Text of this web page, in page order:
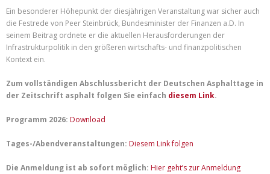
Ein besonderer Höhepunkt der diesjährigen Veranstaltung war sicher auch
die Festrede von Peer Steinbrück, Bundesminister der Finanzen a.D. In
seinem Beitrag ordnete er die aktuellen Herausforderungen der
Infrastrukturpolitik in den größeren wirtschafts- und finanzpolitischen
Kontext ein.
Zum vollständigen Abschlussbericht der Deutschen Asphalttage in
der Zeitschrift asphalt folgen Sie einfach diesem Link.
Programm 2026: Download
Tages-/Abendveranstaltungen: Diesem Link folgen
Die Anmeldung ist ab sofort möglich: Hier geht’s zur Anmeldung